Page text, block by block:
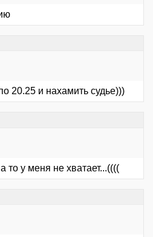
20.25 и нахамить судье)))
то у меня не хватает...((((